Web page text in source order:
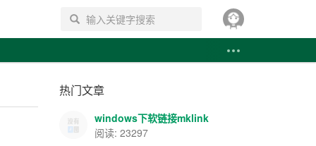
搜索
热门文章
windows下软链接mklink
阅读: 23297